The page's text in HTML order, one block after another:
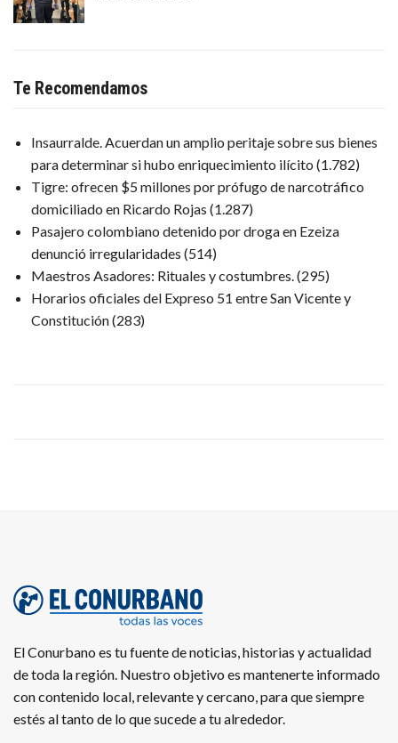
Te Recomendamos
Insaurralde. Acuerdan un amplio peritaje sobre sus bienes
para determinar si hubo enriquecimiento ilícito (1.782)
Tigre: ofrecen $5 millones por prófugo de narcotráfico
domiciliado en Ricardo Rojas (1.287)
Pasajero colombiano detenido por droga en Ezeiza
denunció irregularidades (514)
Maestros Asadores: Rituales y costumbres.(295)
Horarios oficiales del Expreso 51 entre San Vicente y
Constitución(283)
El Conurbano es tu fuente de noticias, historias y actualidad
de toda la región. Nuestro objetivo es mantenerte informado
con contenido local, relevante y cercano, para que siempre
estés al tanto de lo que sucede a tu alrededor.